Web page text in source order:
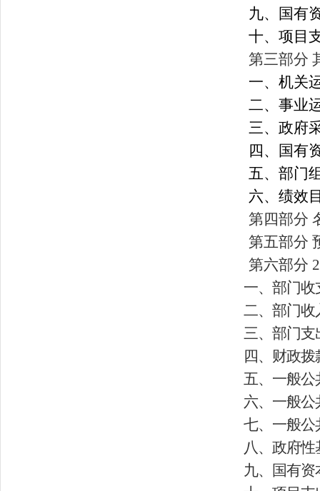
九、国有
十、项目
第三部分
一、机关
二、事业
三、政府
四、国有
五、部门
六、绩效
第四部分
第五部分
第六部分
一、部门收
二、部门收
三、部门支
四、财政拨
五、一般公
六、一般公
七、一般公
八、政府
九、国有资